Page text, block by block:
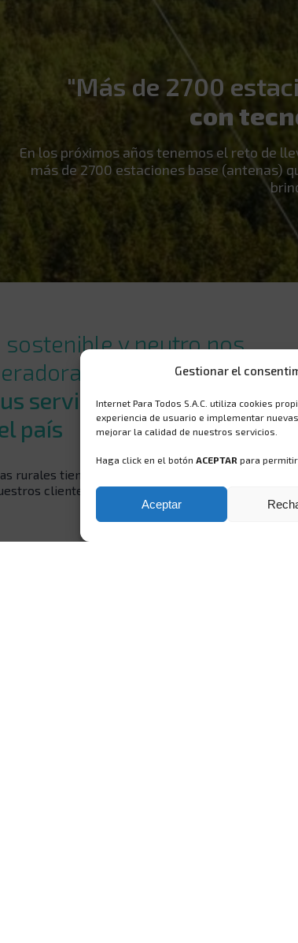
Gestionar el
Internet Para Todos S.A.C. utiliza cookies
experiencia de usuario e implementar
mejorar la calidad de nuestros servicios.
Haga click en el botón ACEPTAR para permitir
Aceptar
"Más de 2700
con
En los próximos años tenemos el reto de
más de 2700 estaciones base (antenas)
y neutro nos
móviles del Perú,
servicios a las zonas
país
rurales tienen la posibilidad de acceder a los
clientes, las operadoras móviles.